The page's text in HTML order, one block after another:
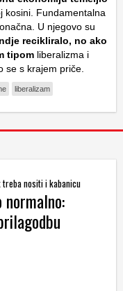
kosini. Fundamentalna
U njegovo su
recikliralo, no ako
tipom liberalizma i
se s krajem priče.
liberalizam
treba nositi i kabanicu